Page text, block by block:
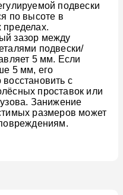
подвески
по высоте в
пределах.
зазор между
подвески/
5 мм. Если
5 мм, его
с
проставок или
Занижение
размеров может